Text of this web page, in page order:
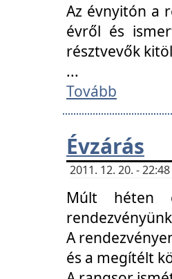
Az évnyitón a
évről és
résztvevők
...
Tovább
Évzárás
2011. 12. 20. -
Múlt héten
A
és a megítélt